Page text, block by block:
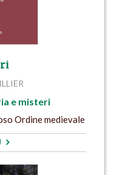
e misteri
Ordine medievale